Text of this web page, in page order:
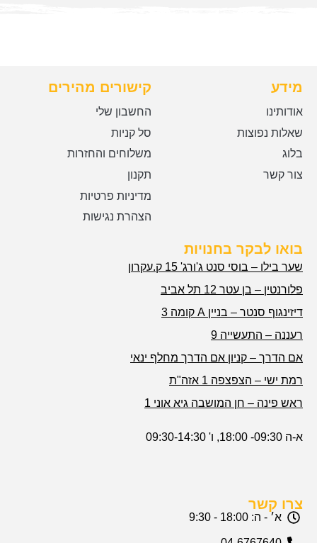
מידע
אודותינו
שאלות נפוצות
בלוג
צור קשר
קישורים מהירים
החשבון שלי
סל קניות
משלוחים והחזרות
תקנון
מדיניות פרטיות
הצהרת נגישות
בואו לבקר בחנויות
שער בילו – בוסי סנט ג'ורג' 15 ק.עקרון
פלורנטין – בן עטר 12 תל אביב
דיזינגוף סנטר – בניין A קומה 3
רעננה – התעשייה 9
אם הדרך – קניון אם הדרך מחלף ינאי
רמת ישי – הצפצפה 1 אזה"ת
ראש פינה – חן המושבה גיא אוני 1
א-ה 09:30- 18:00, ו' 09:30-14:30
צרו קשר
א׳ - ה: 18:00 - 9:30